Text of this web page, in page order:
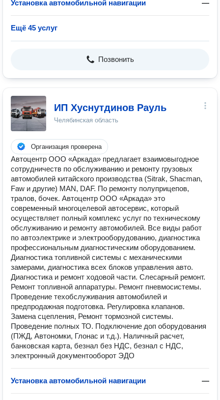
Установка автомобильной навигации —
Ещё 45 услуг
Позвонить
ИП Хуснутдинов Рауль
Челябинская область
Организация проверена
Автоцентр ООО «Аркада» предлагает взаимовыгодное
сотрудничеств по обслуживанию и ремонту грузовых
автомобилей китайского производства (Sitrak, Shacman,
Faw и другие) MAN, DAF. По ремонту полуприцепов,
тралов, бочек. Автоцентр ООО «Аркада» это
современный многоцелевой автосервис, который
осуществляет полный комплекс услуг по техническому
обслуживанию и ремонту автомобилей. Все виды работ
по автоэлектрике и электрооборудованию, диагностика
профессиональным диагностическим оборудованием.
Диагностика топливной системы с механическими
замерами, диагностика всех блоков управления авто.
Диагностика и ремонт ходовой части. Слесарный ремонт.
Ремонт топливной аппаратуры. Ремонт пневмосистемы.
Проведение техобслуживания автомобилей и
предпродажная подготовка. Регулировка клапанов.
Замена сцепления, Ремонт тормозной системы.
Проведение полных ТО. Подключение доп оборудования
(ПЖД, Автономки, Глонас и т.д.). Наличный расчет,
банковская карта, безнал без НДС, безнал с НДС,
электронный документооборот ЭДО
Установка автомобильной навигации —